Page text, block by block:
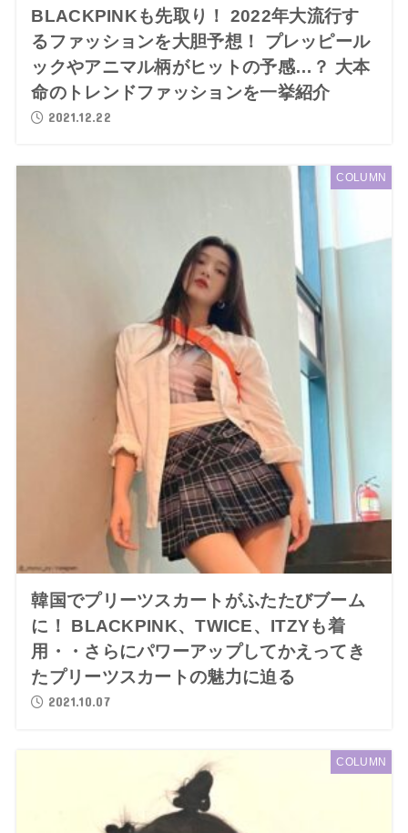
BLACKPINKも先取り！ 2022年大流行す
るファッションを大胆予想！ プレッピール
ックやアニマル柄がヒットの予感…？ 大本
命のトレンドファッションを一挙紹介
2021.12.22
COLUMN
韓国でプリーツスカートがふたたびブーム
に！ BLACKPINK、TWICE、ITZYも着
用・・さらにパワーアップしてかえってき
たプリーツスカートの魅力に迫る
2021.10.07
COLUMN